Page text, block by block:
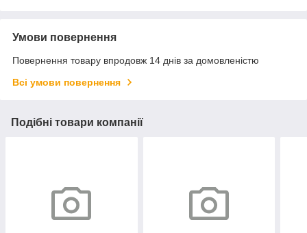
Умови повернення
Повернення товару впродовж 14 днів за домовленістю
Всі умови повернення
Подібні товари компанії